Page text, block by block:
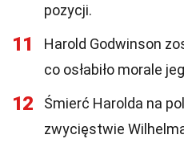
pozycji.
11
Harold Godwinson
co osłabiło morale
12
Śmierć Harolda na
zwycięstwie